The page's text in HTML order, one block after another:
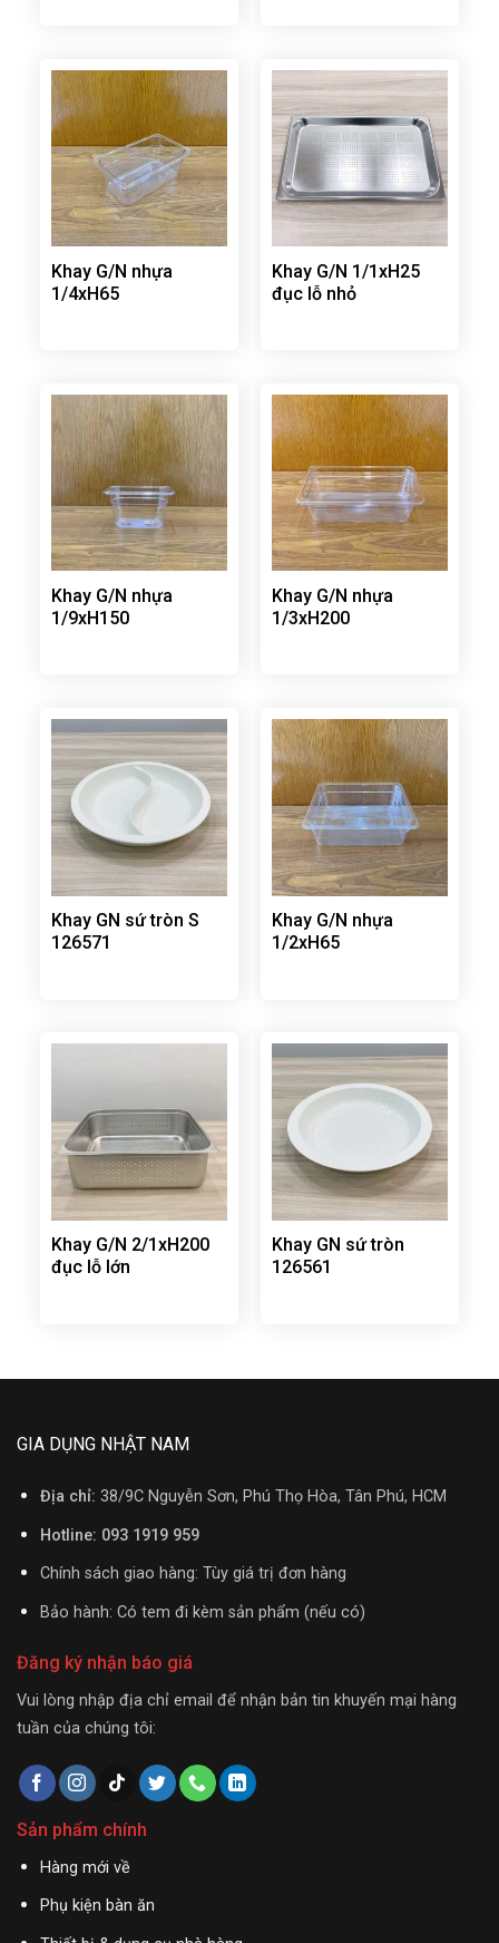
Khay G/N nhựa
1/4xH65
Khay G/N 1/1xH25
đục lỗ nhỏ
Khay G/N nhựa
1/9xH150
Khay G/N nhựa
1/3xH200
Khay GN sứ tròn S
126571
Khay G/N nhựa
1/2xH65
Khay G/N 2/1xH200
đục lỗ lớn
Khay GN sứ tròn
126561
GIA DỤNG NHẬT NAM
Địa chỉ: 38/9C Nguyễn Sơn, Phú Thọ Hòa, Tân Phú, HCM
Hotline: 093 1919 959
Chính sách giao hàng: Tùy giá trị đơn hàng
Bảo hành: Có tem đi kèm sản phẩm (nếu có)
Đăng ký nhận báo giá
Vui lòng nhập địa chỉ email để nhận bản tin khuyến mại hàng
tuần của chúng tôi:
Sản phẩm chính
Hàng mới về
Phụ kiện bàn ăn